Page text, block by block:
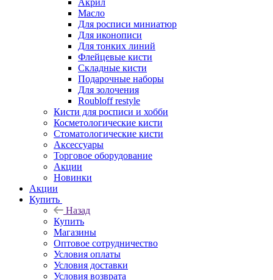
Масло
Для росписи миниатюр
Для иконописи
Для тонких линий
Флейцевые кисти
Складные кисти
Подарочные наборы
Для золочения
Roubloff restyle
Кисти для росписи и хобби
Косметологические кисти
Стоматологические кисти
Аксессуары
Торговое оборудование
Акции
Новинки
Акции
Купить
Назад
Купить
Магазины
Оптовое сотрудничество
Условия оплаты
Условия доставки
Условия возврата